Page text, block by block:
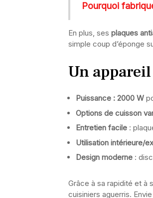
Pourquoi
En plus, ses plaques
simple coup d’éponge
Un
Puissance : 2000 W
Options de cuisson
Entretien facile :
Utilisation intérieure/
Design moderne :
Grâce à sa rapidité et à
cuisiniers aguerris.